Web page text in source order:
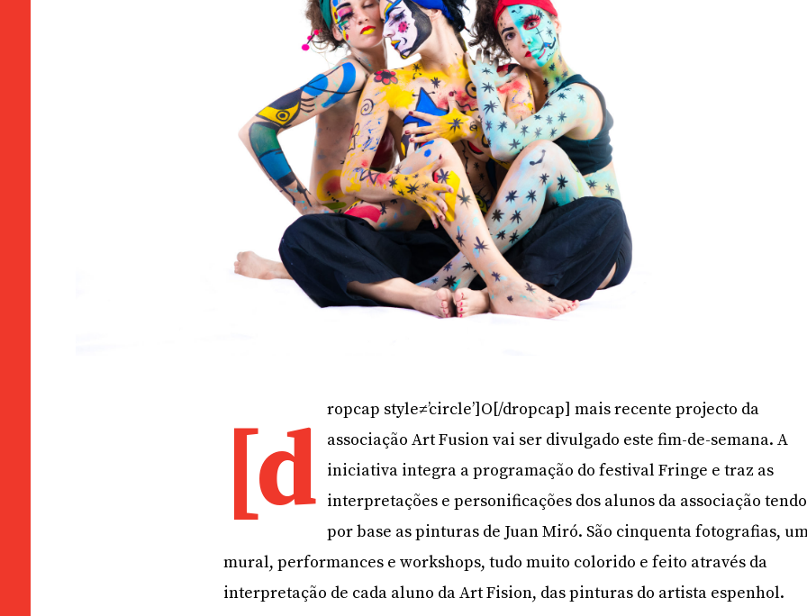
[d ropcap style≠’circle’]O[/dropcap] mais recente projecto da
associação Art Fusion vai ser divulgado este fim-de-semana. A
iniciativa integra a programação do festival Fringe e traz as
interpretações e personificações dos alunos da associação tendo
por base as pinturas de Juan Miró. São cinquenta fotografias,
mural, performances e workshops, tudo muito colorido e feito através da
interpretação de cada aluno da Art Fision, das pinturas do artista espenhol.